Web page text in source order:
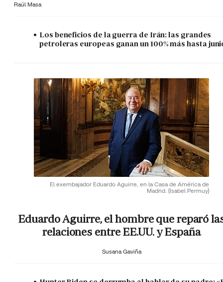
Raúl Masa
Los beneficios de la guerra de Irán: las grandes
petroleras europeas ganan un 100% más hasta
El exembajador Eduardo Aguirre, en la Casa de América de
Madrid. (Isabel Permuy)
Eduardo Aguirre, el hombre que reparó
relaciones entre EE.UU. y España
Susana Gaviña